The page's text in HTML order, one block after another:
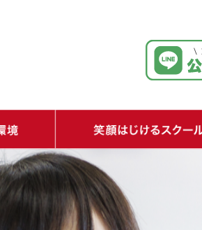
でもどこでも誰とでも）
する充実した施設・1日のスケジュール
・9年間のステップ
・年間行事
・校長室から
・志明館だより